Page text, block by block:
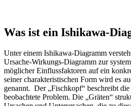
Was ist ein Ishikawa-
Unter einem Ishikawa-Diagramm
Ursache-Wirkungs-Diagramm zur
möglicher Einflussfaktoren auf ein
seiner charakteristischen Form wird es
genannt. Der „Fischkopf“ beschreibt
beobachtete Problem. Die „Gräten“